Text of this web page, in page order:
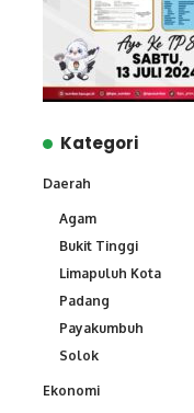
Kategori
Daerah
Agam
Bukit Tinggi
Limapuluh Kota
Padang
Payakumbuh
Solok
Ekonomi